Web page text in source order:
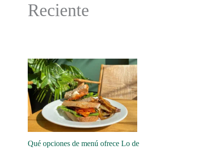
Reciente
Qué opciones de menú ofrece Lo de